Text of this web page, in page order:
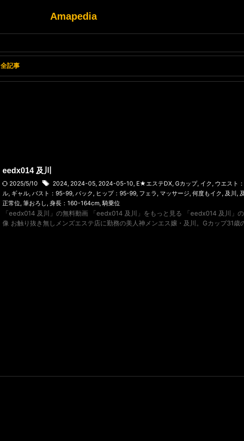
Amapedia
全記事
eedx014 及川
2025/5/10 2024, 2024-05, 2024-05-10, E★エステDX, Gカップ, イク , ウエスト
ル, ギャル, バスト：95-99, バック , ヒップ：95-99, フェラ , マッサージ, 何度もイク , 及川 ,
正常位, 筆おろし , 身長：160-164cm,騎乗位
「eedx014 及川」の無料動画 「eedx014 及川」をもっと見る 「eedx014 及川」
像 お触り抜き無しメンズエステ店に勤務の美人神メンエス嬢・及川。Gカップ31歳